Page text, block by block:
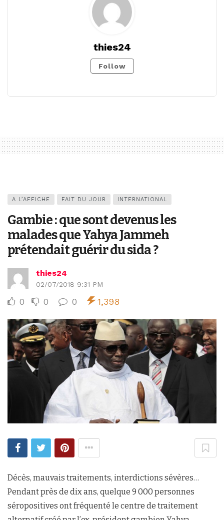
thies24
Follow
A L’AFFICHE FAIT DU JOUR INTERNATIONAL
Gambie : que sont devenus les
malades que Yahya Jammeh
prétendait guérir du sida ?
thies24
02/07/2018 9:31 PM
0 0 0 1,398
Décès, mauvais traitements, interdictions sévères…
Pendant près de dix ans, quelque 9 000 personnes
séropositives ont fréquenté le centre de traitement